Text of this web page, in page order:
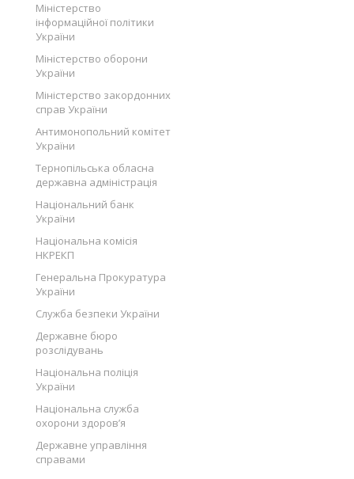
Міністерство
інформаційної політики
України
Міністерство оборони
України
Міністерство закордонних
справ України
Антимонопольний комітет
України
Тернопільська обласна
державна адміністрація
Національний банк
України
Національна комісія
НКРЕКП
Генеральна Прокуратура
України
Служба безпеки України
Державне бюро
розслідувань
Національна поліція
України
Національна служба
охорони здоров’я
Державне управління
справами